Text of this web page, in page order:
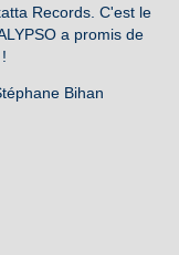
Records. C'est le
a promis de
Bihan